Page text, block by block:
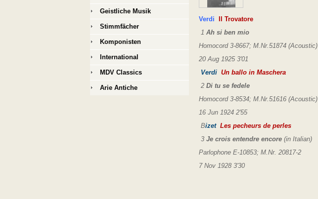
Verdi
Il Trovatore
1 Ah si ben mio
Homocord 3-8667; M.Nr.51874 (Acoustic)
20 Aug 1925 3'01
Verdi Un ballo in Maschera
2 Di tu se fedele
Homocord 3-8534; M.Nr.51616 (Acoustic)
16 Jun 1924 2'55
BizetLes pecheurs de perles
3 Je crois entendre encore (in Italian)
Parlophone E-10853; M.Nr. 20817-2
7 Nov 1928 3'30
Geistliche Musik
Stimmfächer
Komponisten
International
MDV Classics
Arie Antiche